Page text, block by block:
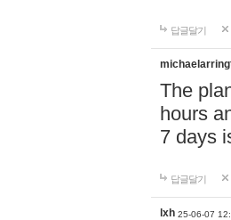
답글달기
The
hours
7 days
답글달기
lxh 25-06-07